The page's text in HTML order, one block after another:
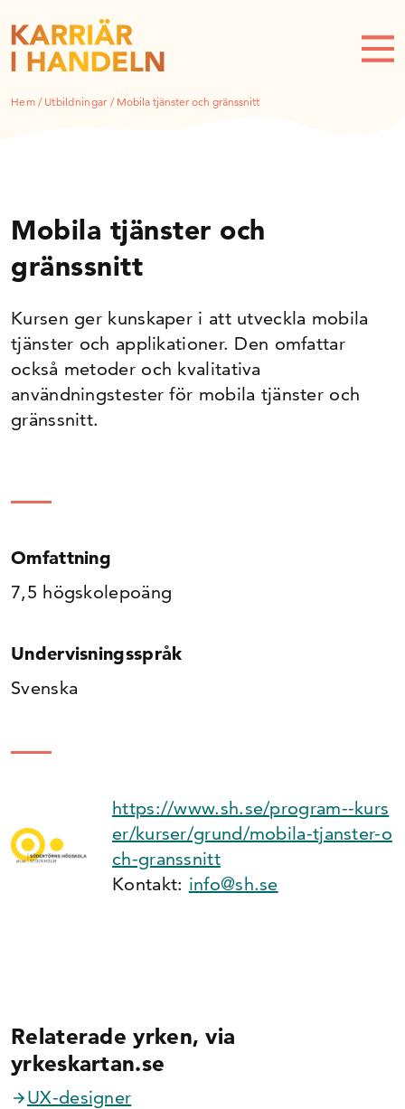
Hem/ Utbildningar / Mobila tjänster och gränssnitt
Mobila tjänster och
gränssnitt
Kursen ger kunskaper i att utveckla mobila
tjänster och applikationer. Den omfattar
också metoder och kvalitativa
användningstester för mobila tjänster och
gränssnitt.
Omfattning
7,5 högskolepoäng
Undervisningsspråk
Svenska
https://www.sh.se/program--kurs
er/kurser/grund/mobila-tjanster-o
ch-granssnitt
Kontakt: info@sh.se
Relaterade yrken, via
yrkeskartan.se
UX-designer